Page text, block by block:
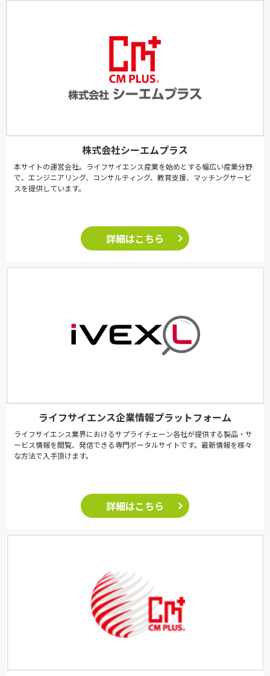
株式会社シーエムプラス
本サイトの運営会社。ライフサイエンス産業を始めとする幅広い産業分野
で、エンジニアリング、コンサルティング、教育支援、マッチングサービ
スを提供しています。
詳細はこちら
ライフサイエンス企業情報プラットフォーム
ライフサイエンス業界におけるサプライチェーン各社が提供する製品・サ
ービス情報を閲覧、発信できる専門ポータルサイトです。最新情報を様々
な方法で入手頂けます。
詳細はこちら